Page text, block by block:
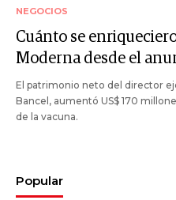
NEGOCIOS
Cuánto se
Moderna desde el
El patrimonio neto del director
Bancel, aumentó US$ 170
de la vacuna.
Popular